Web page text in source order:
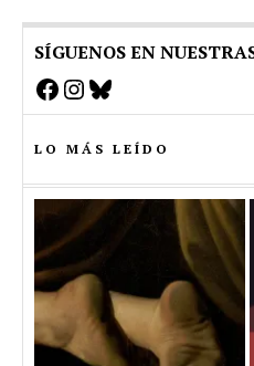
SÍGUENOS EN
Facebook
Instagram
Bluesky
LO MÁS LEÍDO